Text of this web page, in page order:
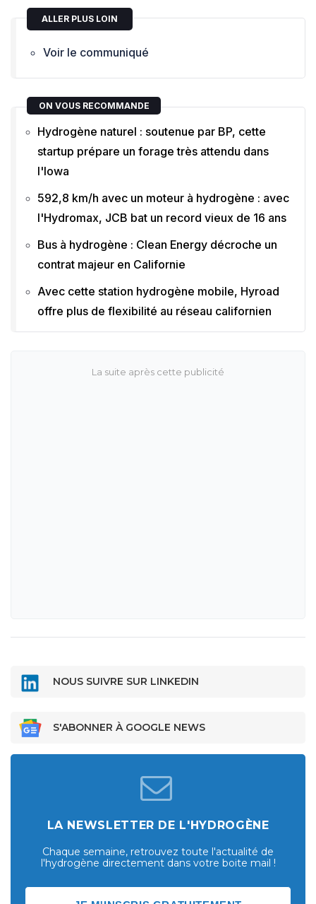
ALLER PLUS LOIN
Voir le communiqué
ON VOUS RECOMMANDE
Hydrogène naturel : soutenue par BP, cette
startup prépare un forage très attendu dans
l'Iowa
592,8 km/h avec un moteur à hydrogène : avec
l'Hydromax, JCB bat un record vieux de 16 ans
Bus à hydrogène : Clean Energy décroche un
contrat majeur en Californie
Avec cette station hydrogène mobile, Hyroad
offre plus de flexibilité au réseau californien
NOUS SUIVRE SUR LINKEDIN
S'ABONNER À GOOGLE NEWS
LA NEWSLETTER DE L'HYDROGÈNE
Chaque semaine, retrouvez toute l'actualité de
l'hydrogène directement dans votre boite mail !